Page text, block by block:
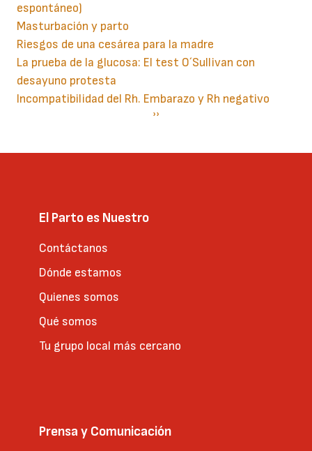
espontáneo)
Masturbación y parto
Riesgos de una cesárea para la madre
La prueba de la glucosa: El test O´Sullivan con
desayuno protesta
Incompatibilidad del Rh. Embarazo y Rh negativo
Siguiente
››
El Parto es Nuestro
Contáctanos
Dónde estamos
Quienes somos
Qué somos
Tu grupo local más cercano
Prensa y Comunicación